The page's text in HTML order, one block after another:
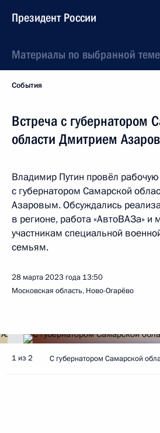
Президент России
Материалы по выбранной теме
События
Встреча с губернатором
области Дмитрием
Владимир Путин провёл рабочую
с губернатором Самарской
Азаровым. Обсуждались
в регионе, работа «АвтоВАЗа»
участникам специальной
семьям.
28 марта 2023 года 13:50
Московская область, Ново-Огарёво
1 из 2 С губернатором Самарской